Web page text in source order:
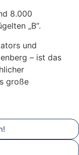
8.000
„B“.
und
– ist das
große